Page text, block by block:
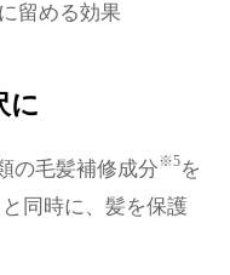
留める効果
に
の毛髪補修成分※5を
同時に、髪を保護